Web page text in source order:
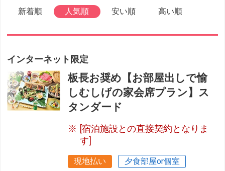
新着順 人気順 安い順 高い順
インターネット限定
板長お奨め【お部屋出しで愉
しむしげの家会席プラン】ス
タンダード
[宿泊施設との直接契約となりま
す]
現地払い 夕食部屋or個室